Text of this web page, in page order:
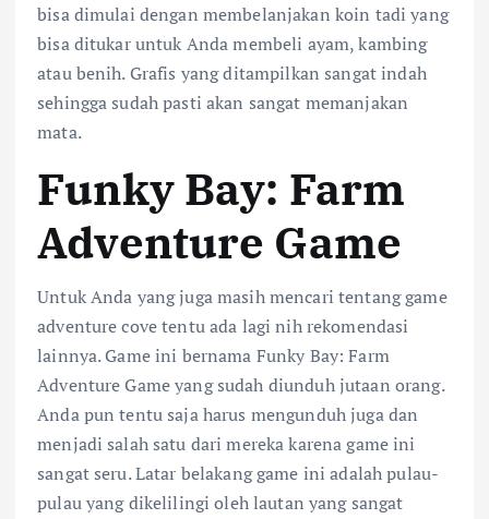
bisa dimulai dengan membelanjakan koin tadi yang
bisa ditukar untuk Anda membeli ayam, kambing
atau benih. Grafis yang ditampilkan sangat indah
sehingga sudah pasti akan sangat memanjakan
mata.
Funky Bay: Farm
Adventure Game
Untuk Anda yang juga masih mencari tentang game
adventure cove tentu ada lagi nih rekomendasi
lainnya. Game ini bernama Funky Bay: Farm
Adventure Game yang sudah diunduh jutaan orang.
Anda pun tentu saja harus mengunduh juga dan
menjadi salah satu dari mereka karena game ini
sangat seru. Latar belakang game ini adalah pulau-
pulau yang dikelilingi oleh lautan yang sangat